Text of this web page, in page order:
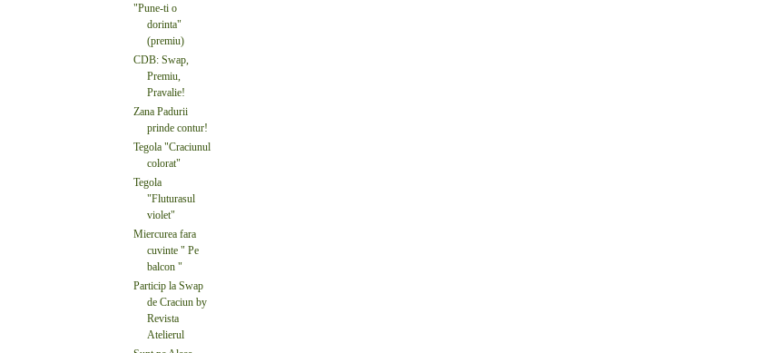
"Pune-ti o
dorinta"
(premiu)
CDB: Swap,
Premiu,
Pravalie!
Zana Padurii
prinde contur!
Tegola "Craciunul
colorat"
Tegola
"Fluturasul
violet"
Miercurea fara
cuvinte " Pe
balcon "
Particip la Swap
de Craciun by
Revista
Atelierul